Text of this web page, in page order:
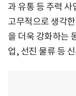
과 유통 등 주력 사
고무적으로 생각
을 더욱 강화하는
업, 선진 물류 등